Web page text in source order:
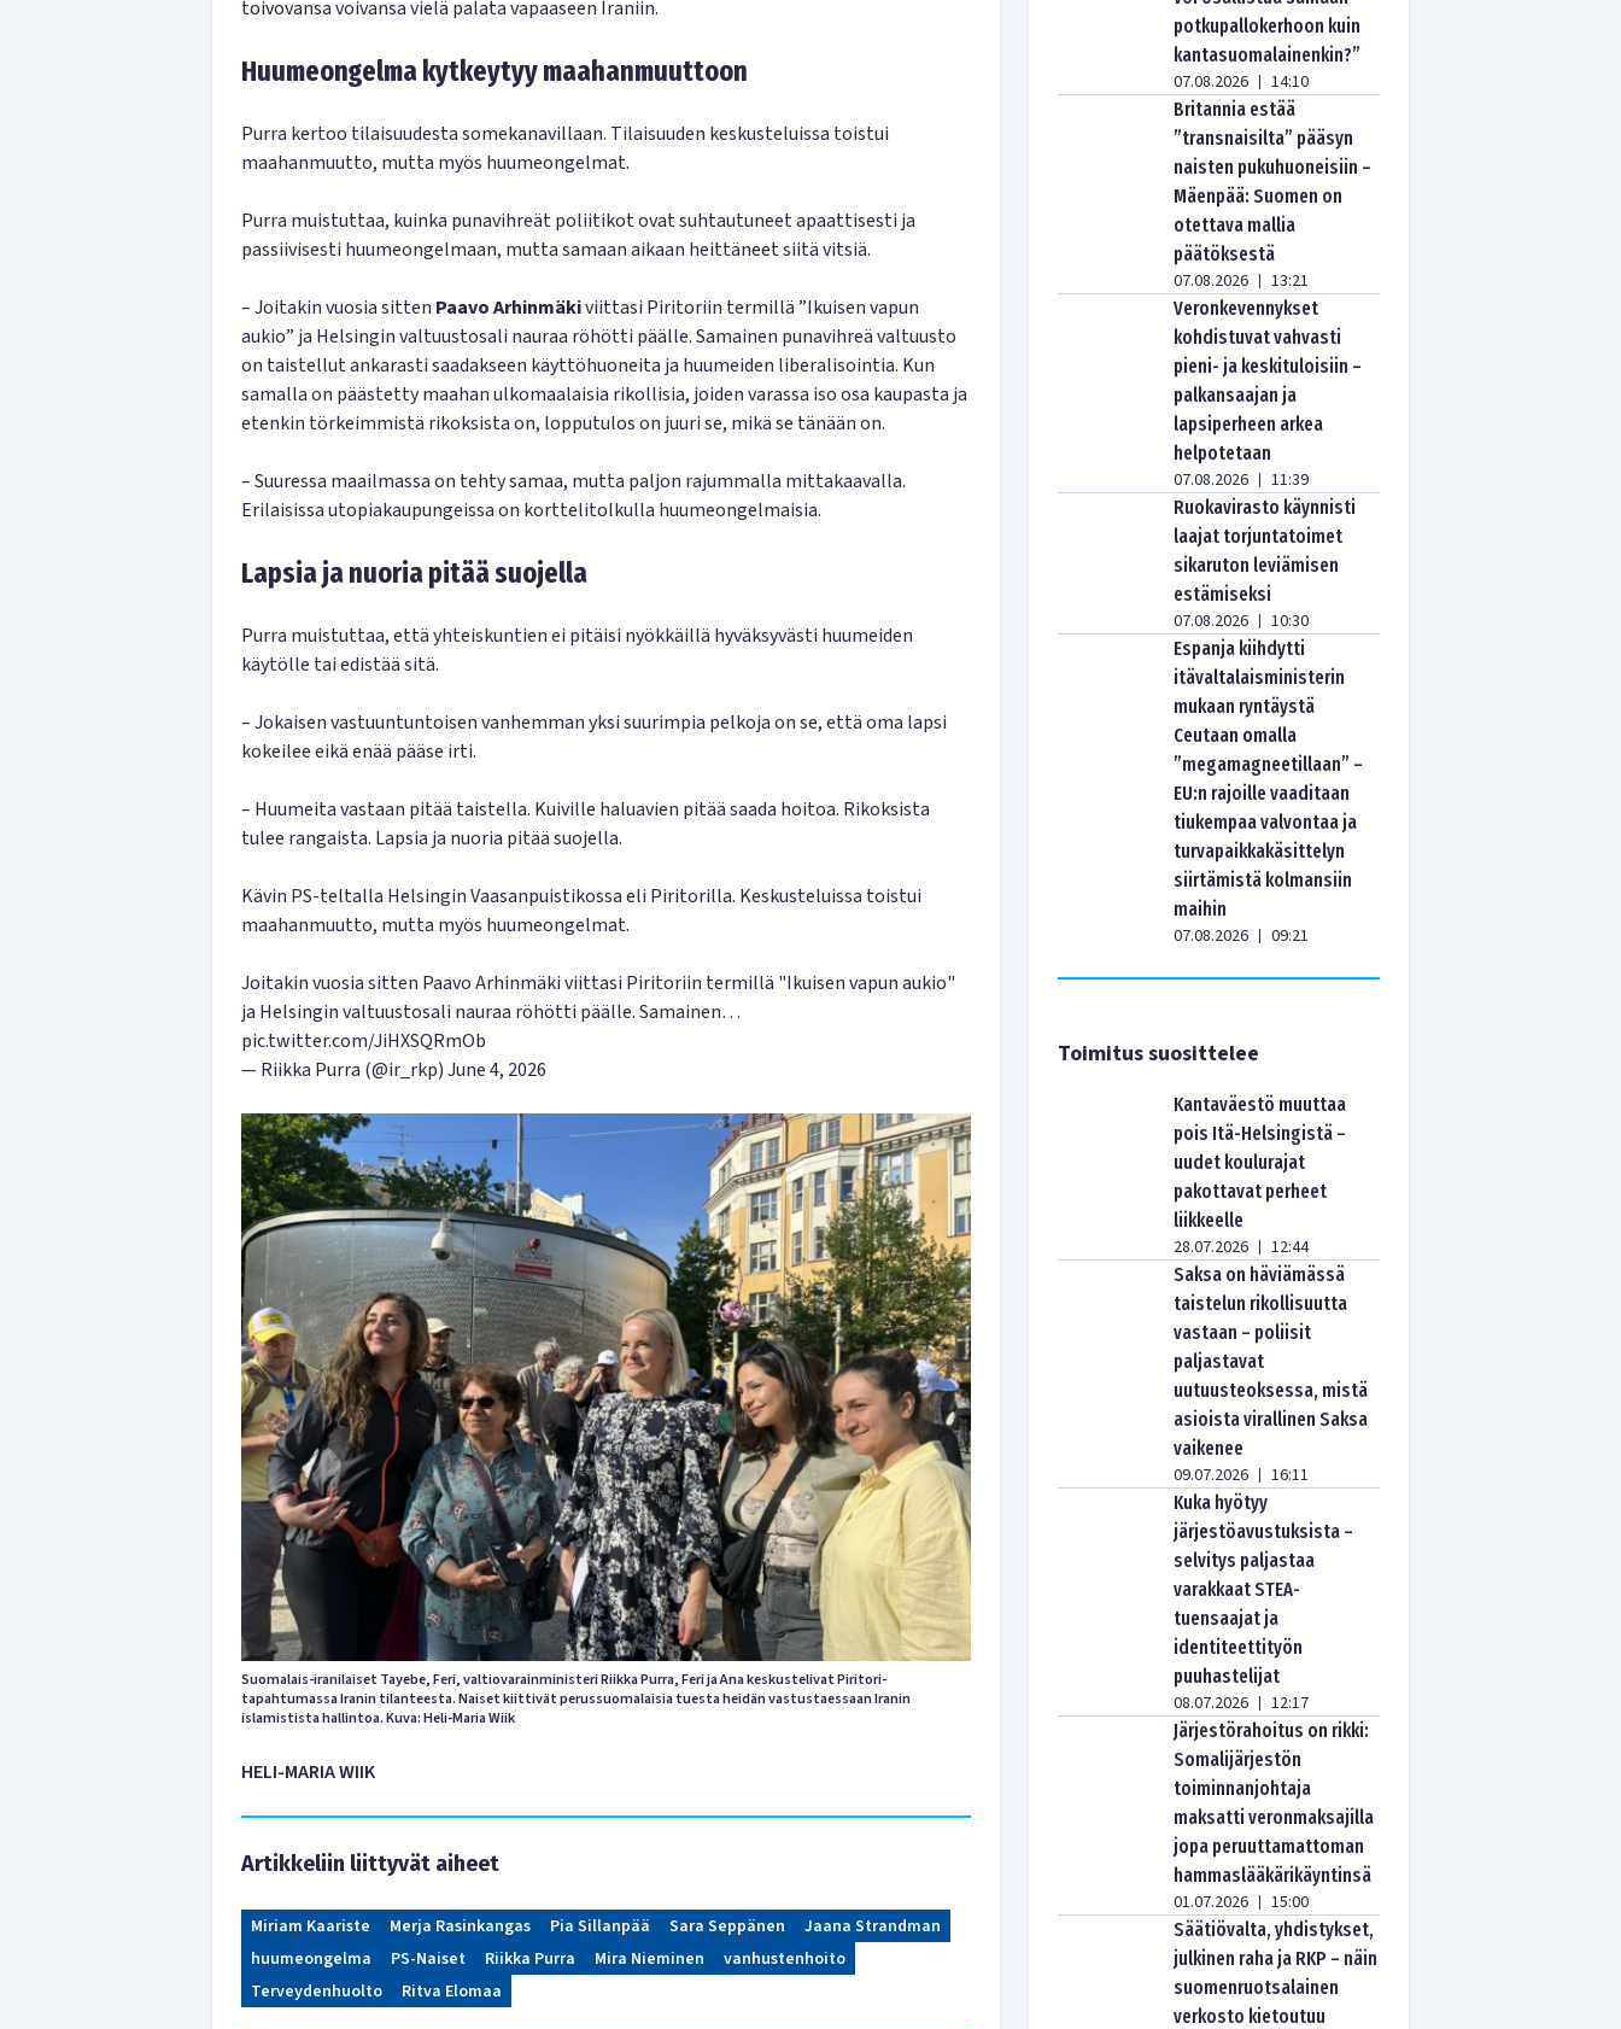
toivovansa voivansa vielä palata vapaaseen Iraniin.
Huumeongelma kytkeytyy maahanmuuttoon
Purra kertoo tilaisuudesta somekanavillaan. Tilaisuuden keskusteluissa toistui
maahanmuutto, mutta myös huumeongelmat.
Purra muistuttaa, kuinka punavihreät poliitikot ovat suhtautuneet apaattisesti ja
passiivisesti huumeongelmaan, mutta samaan aikaan heittäneet siitä vitsiä.
– Joitakin vuosia sitten Paavo Arhinmäkiviittasi Piritoriin termillä ”Ikuisen vapun
aukio” ja Helsingin valtuustosali nauraa röhötti päälle. Samainen punavihreä valtuusto
on taistellut ankarasti saadakseen käyttöhuoneita ja huumeiden liberalisointia. Kun
samalla on päästetty maahan ulkomaalaisia rikollisia, joiden varassa iso osa kaupasta ja
etenkin törkeimmistä rikoksista on, lopputulos on juuri se, mikä se tänään on.
– Suuressa maailmassa on tehty samaa, mutta paljon rajummalla mittakaavalla.
Erilaisissa utopiakaupungeissa on korttelitolkulla huumeongelmaisia.
Lapsia ja nuoria pitää suojella
Purra muistuttaa, että yhteiskuntien ei pitäisi nyökkäillä hyväksyvästi huumeiden
käytölle tai edistää sitä.
– Jokaisen vastuuntuntoisen vanhemman yksi suurimpia pelkoja on se, että oma lapsi
kokeilee eikä enää pääse irti.
– Huumeita vastaan pitää taistella. Kuiville haluavien pitää saada hoitoa. Rikoksista
tulee rangaista. Lapsia ja nuoria pitää suojella.
Kävin PS-teltalla Helsingin Vaasanpuistikossa eli Piritorilla. Keskusteluissa toistui
maahanmuutto, mutta myös huumeongelmat.
Joitakin vuosia sitten Paavo Arhinmäki viittasi Piritoriin termillä "Ikuisen vapun aukio"
ja Helsingin valtuustosali nauraa röhötti päälle. Samainen…
pic.twitter.com/JiHXSQRmOb
— Riikka Purra (@ir_rkp)June 4, 2026
Suomalais-iranilaiset Tayebe, Feri, valtiovarainministeri Riikka Purra, Feri ja Ana keskustelivat Piritori-
tapahtumassa Iranin tilanteesta. Naiset kiittivät perussuomalaisia tuesta heidän vastustaessaan Iranin
islamistista hallintoa. Kuva: Heli-Maria Wiik
HELI-MARIA WIIK
Artikkeliin liittyvät aiheet
Miriam Kaariste Merja Rasinkangas Pia Sillanpää Sara Seppänen
Jaana Strandman
huumeongelma
PS-Naiset Riikka Purra Mira Nieminen
vanhustenhoito
Terveydenhuolto
Ritva Elomaa
potkupallokerhoon kuin
kantasuomalainenkin?”
07.08.2026 | 14:10
Britannia estää
”transnaisilta” pääsyn
naisten pukuhuoneisiin –
Mäenpää: Suomen on
otettava mallia
päätöksestä
07.08.2026 | 13:21
Veronkevennykset
kohdistuvat vahvasti
pieni- ja keskituloisiin –
palkansaajan ja
lapsiperheen arkea
helpotetaan
07.08.2026 | 11:39
Ruokavirasto käynnisti
laajat torjuntatoimet
sikaruton leviämisen
estämiseksi
07.08.2026 | 10:30
Espanja kiihdytti
itävaltalaisministerin
mukaan ryntäystä
Ceutaan omalla
”megamagneetillaan” –
EU:n rajoille vaaditaan
tiukempaa valvontaa ja
turvapaikkakäsittelyn
siirtämistä kolmansiin
maihin
07.08.2026 | 09:21
Toimitus suosittelee
Kantaväestö muuttaa
pois Itä-Helsingistä –
uudet koulurajat
pakottavat perheet
liikkeelle
28.07.2026 | 12:44
Saksa on häviämässä
taistelun rikollisuutta
vastaan – poliisit
paljastavat
uutuusteoksessa, mistä
asioista virallinen Saksa
vaikenee
09.07.2026 | 16:11
Kuka hyötyy
järjestöavustuksista –
selvitys paljastaa
varakkaat STEA-
tuensaajat ja
identiteettityön
puuhastelijat
08.07.2026 | 12:17
Järjestörahoitus on rikki:
Somalijärjestön
toiminnanjohtaja
maksatti veronmaksajilla
jopa peruuttamattoman
hammaslääkärikäyntinsä
01.07.2026 | 15:00
Säätiövalta, yhdistykset,
julkinen raha ja RKP – näin
suomenruotsalainen
verkosto kietoutuu